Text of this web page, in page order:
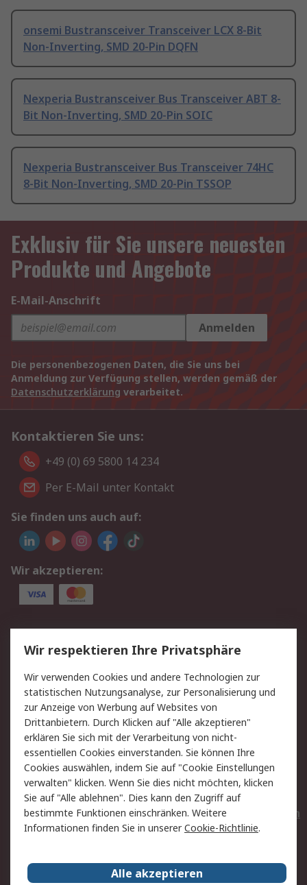
onsemi Bustransceiver Transceiver LCX 8-Bit
Non-Inverting, SMD 20-Pin DQFN
Nexperia Bustransceiver Bus Transceiver ABT 8-
Bit Non-Inverting, SMD 20-Pin SOIC
Nexperia Bustransceiver Bus Transceiver 74HC
8-Bit Non-Inverting, SMD 20-Pin TSSOP
Exklusiv für Sie unsere neuesten
Produkte und Angebote
E-Mail-Anschrift
Anmelden
Die personenbezogenen Daten, die Sie uns bei
Anmeldung zur Verfügung stellen, werden gemäß der
Datenschutzerklärung verarbeitet.
Kontaktieren Sie uns:
+49 (0) 69 5800 14 234
Per E-Mail unter Kontakt
Sie finden uns auch auf:
Wir akzeptieren:
Service
Value Added Services
Lieferlösungen
Rücksendungen
Kontakt
Hilfe
Privatkunden
Rechtliches
AGB
Datenschutz
Cookie-Richtlinie
Zahlungsbedingungen
Copyright/Impressum
Entsorgung
Elektrogeräte/Batterien
RS weltweit
Wir respektieren Ihre Privatsphäre
Wir verwenden Cookies und andere Technologien zur
statistischen Nutzungsanalyse, zur Personalisierung und
zur Anzeige von Werbung auf Websites von
Drittanbietern. Durch Klicken auf "Alle akzeptieren"
erklären Sie sich mit der Verarbeitung von nicht-
essentiellen Cookies einverstanden. Sie können Ihre
Cookies auswählen, indem Sie auf "Cookie Einstellungen
verwalten" klicken. Wenn Sie dies nicht möchten, klicken
Sie auf "Alle ablehnen". Dies kann den Zugriff auf
bestimmte Funktionen einschränken. Weitere
Informationen finden Sie in unsererCookie-Richtlinie.
Alle akzeptieren